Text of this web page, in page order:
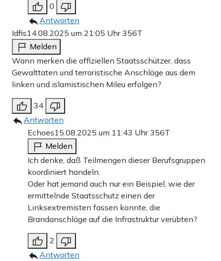
0
Antworten
Idfis14.08.2025 um 21:05 Uhr356T
Melden
Wann merken die offiziellen Staatsschützer, dass
Gewalttaten und terroristische Anschläge aus dem
linken und islamistischen Mileu erfolgen?
34
Antworten
Echoes15.08.2025 um 11:43 Uhr356T
Melden
Ich denke, daß Teilmengen dieser Berufsgruppen
koordiniert handeln.
Oder hat jemand auch nur ein Beispiel, wie der
ermittelnde Staatsschutz einen der
Linksextremisten fassen konnte, die
Brandanschläge auf die Infrastruktur verübten?
2
Antworten